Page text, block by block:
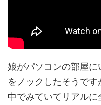
娘がパソコンの部屋
をノックしたそうで
中でみていてリアルに